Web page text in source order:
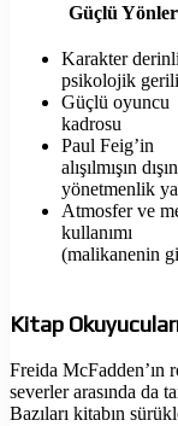
Güçlü Yönler
Karakter
psikolojik
Güçlü oyuncu
kadrosu
Paul Feig’in
alışılmışın
yönetmenlik
Atmosfer ve
kullanımı
(malikanenin
Kitap
Freida McFadden’ın
severler arasında da
Bazıları kitabın